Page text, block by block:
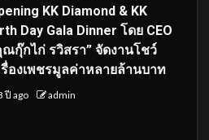
KK Diamond & KK
Day Gala Dinner โดย CEO
ณกุ๊กไก่ รวิสรา” จัดงานโชว์
รื่องเพชรมูลค่าหลายล้านบาท
ปี ago admin